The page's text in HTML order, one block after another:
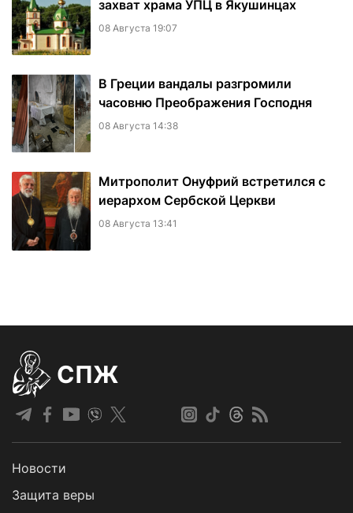
захват храма УПЦ в Якушинцах
08 Августа 19:07
В Греции вандалы разгромили
часовню Преображения Господня
08 Августа 14:38
Митрополит Онуфрий встретился с
иерархом Сербской Церкви
08 Августа 13:41
СПЖ
Новости
Защита веры